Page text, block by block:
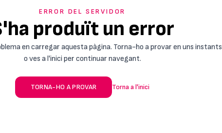
ERROR DEL SERVIDOR
produït un error
en carregar aquesta pàgina. Torna-ho a provar en uns instants
o ves a l'inici per continuar navegant.
TORNA-HO A PROVAR Torna a l'inici